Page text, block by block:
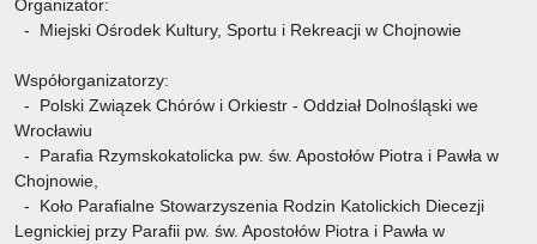
Organizator:
- Miejski Ośrodek Kultury, Sportu i Rekreacji w Chojnowie
Współorganizatorzy:
- Polski Związek Chórów i Orkiestr - Oddział Dolnośląski we
Wrocławiu
- Parafia Rzymskokatolicka pw. św. Apostołów Piotra i Pawła w
Chojnowie,
- Koło Parafialne Stowarzyszenia Rodzin Katolickich Diecezji
Legnickiej przy Parafii pw. św. Apostołów Piotra i Pawła w